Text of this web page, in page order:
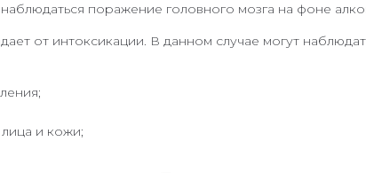
поражение головного мозга на фоне
от интоксикации. В данном случае могут
и кожи;